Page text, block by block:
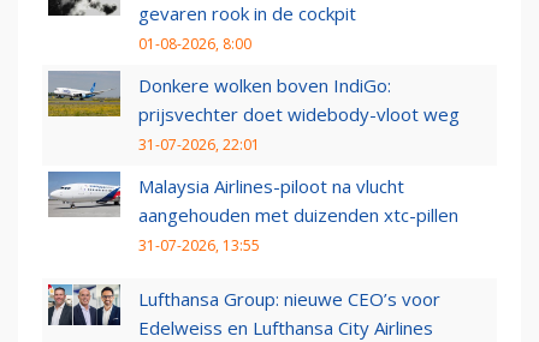
gevaren rook in de cockpit
01-08-2026, 8:00
Donkere wolken boven IndiGo:
prijsvechter doet widebody-vloot weg
31-07-2026, 22:01
Malaysia Airlines-piloot na vlucht
aangehouden met duizenden xtc-pillen
31-07-2026, 13:55
Lufthansa Group: nieuwe CEO’s voor
Edelweiss en Lufthansa City Airlines